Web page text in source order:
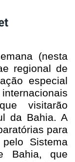
(nesta
regional de
especial
visitarão
da Bahia. A
para
Sistema
Bahia, que